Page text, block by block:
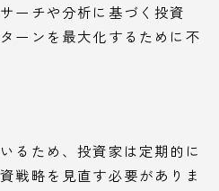
ーチや分析に基づく投資
ーンを最大化するために不
るため、投資家は定期的に
戦略を見直す必要がありま